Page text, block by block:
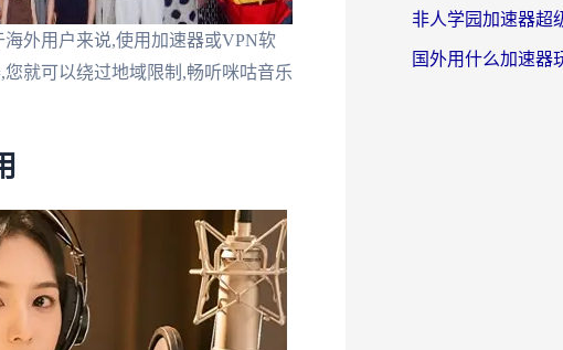
外用户来说,使用加速器或VPN软
就可以绕过地域限制,畅听咪咕音乐